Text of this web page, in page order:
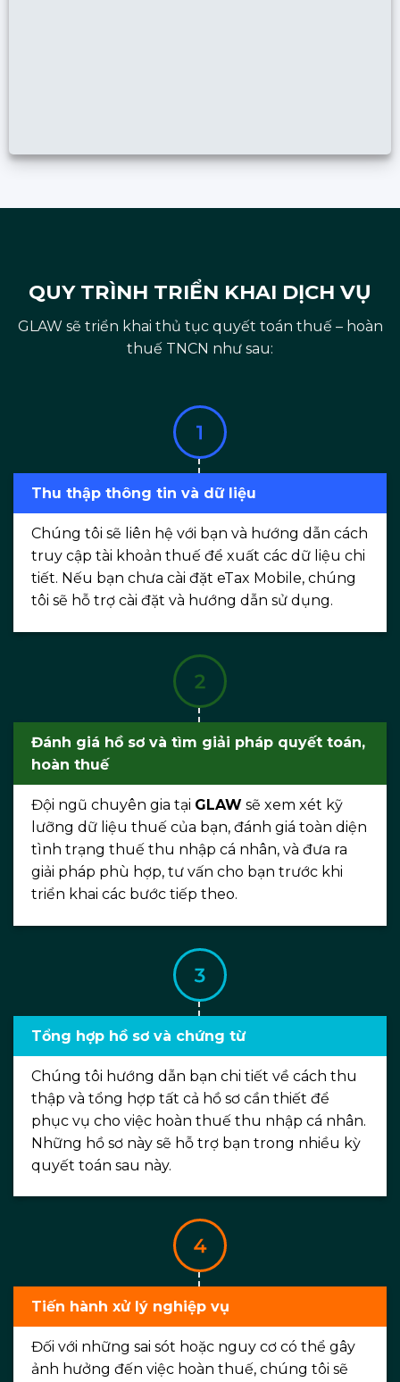
QUY TRÌNH TRIỂN KHAI DỊCH VỤ
GLAW sẽ triển khai thủ tục quyết toán thuế – hoàn
thuế TNCN như sau:
Thu thập thông tin và dữ liệu
Chúng tôi sẽ liên hệ với bạn và hướng dẫn cách
truy cập tài khoản thuế để xuất các dữ liệu chi
tiết. Nếu bạn chưa cài đặt eTax Mobile, chúng
tôi sẽ hỗ trợ cài đặt và hướng dẫn sử dụng.
Đánh giá hồ sơ và tìm giải pháp quyết toán,
hoàn thuế
Đội ngũ chuyên gia tại GLAW sẽ xem xét kỹ
lưỡng dữ liệu thuế của bạn, đánh giá toàn diện
tình trạng thuế thu nhập cá nhân, và đưa ra
giải pháp phù hợp, tư vấn cho bạn trước khi
triển khai các bước tiếp theo.
Tổng hợp hồ sơ và chứng từ
Chúng tôi hướng dẫn bạn chi tiết về cách thu
thập và tổng hợp tất cả hồ sơ cần thiết để
phục vụ cho việc hoàn thuế thu nhập cá nhân.
Những hồ sơ này sẽ hỗ trợ bạn trong nhiều kỳ
quyết toán sau này.
Tiến hành xử lý nghiệp vụ
Đối với những sai sót hoặc nguy cơ có thể gây
ảnh hưởng đến việc hoàn thuế, chúng tôi sẽ